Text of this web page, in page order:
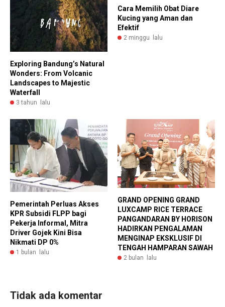
Exploring Bandung’s Natural
Wonders: From Volcanic
Landscapes to Majestic
Waterfall
3 tahun lalu
Cara Memilih Obat Diare
Kucing yang Aman dan
Efektif
2 minggu lalu
Pemerintah Perluas Akses
KPR Subsidi FLPP bagi
Pekerja Informal, Mitra
Driver Gojek Kini Bisa
Nikmati DP 0%
1 bulan lalu
GRAND OPENING GRAND
LUXCAMP RICE TERRACE
PANGANDARAN BY HORISON
HADIRKAN PENGALAMAN
MENGINAP EKSKLUSIF DI
TENGAH HAMPARAN SAWAH
2 bulan lalu
Tidak ada komentar